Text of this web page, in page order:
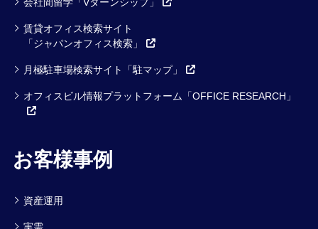
賃貸オフィス検索サイト
「ジャパンオフィス検索」
月極駐車場検索サイト「駐マップ」
オフィスビル情報プラットフォーム「OFFICE RESEARCH」
お客様事例
資産運用